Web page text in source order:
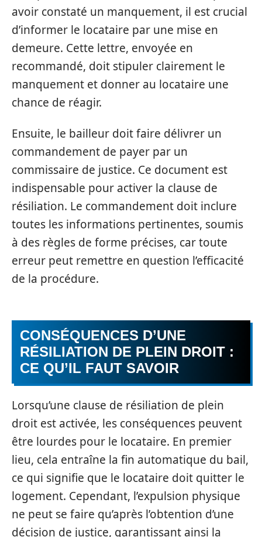
avoir constaté un manquement, il est crucial
d’informer le locataire par une mise en
demeure. Cette lettre, envoyée en
recommandé, doit stipuler clairement le
manquement et donner au locataire une
chance de réagir.
Ensuite, le bailleur doit faire délivrer un
commandement de payer par un
commissaire de justice. Ce document est
indispensable pour activer la clause de
résiliation. Le commandement doit inclure
toutes les informations pertinentes, soumis
à des règles de forme précises, car toute
erreur peut remettre en question l’efficacité
de la procédure.
CONSÉQUENCES D’UNE
RÉSILIATION DE PLEIN DROIT :
CE QU’IL FAUT SAVOIR
Lorsqu’une clause de résiliation de plein
droit est activée, les conséquences peuvent
être lourdes pour le locataire. En premier
lieu, cela entraîne la fin automatique du bail,
ce qui signifie que le locataire doit quitter le
logement. Cependant, l’expulsion physique
ne peut se faire qu’après l’obtention d’une
décision de justice, garantissant ainsi la